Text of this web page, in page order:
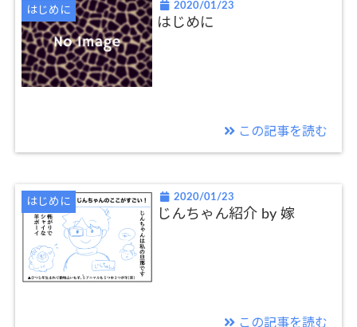
はじめに 2020/01/23
はじめに
この記事を読む
はじめに 2020/01/23
じんちゃん紹介 by 嫁
この記事を読む